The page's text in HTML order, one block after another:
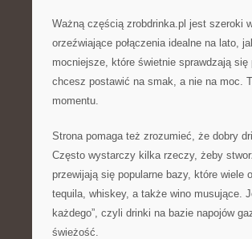
Ważną częścią zrobdrinka.pl jest szeroki
orzeźwiające połączenia idealne na lato,
mocniejsze, które świetnie sprawdzają
chcesz postawić na smak, a nie na moc.
momentu.
Strona pomaga też zrozumieć, że dobry
Często wystarczy kilka rzeczy, żeby
przewijają się popularne bazy, które
tequila, whiskey, a także wino musujące.
każdego”, czyli drinki na bazie napojów
świeżość.